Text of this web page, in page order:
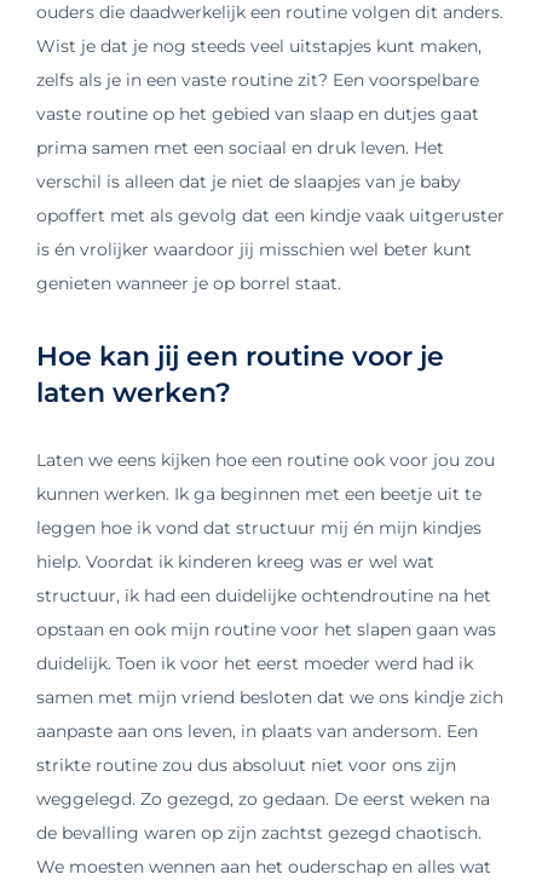
ouders die daadwerkelijk een routine volgen dit anders.
Wist je dat je nog steeds veel uitstapjes kunt maken,
zelfs als je in een vaste routine zit? Een voorspelbare
vaste routine op het gebied van slaap en dutjes gaat
prima samen met een sociaal en druk leven. Het
verschil is alleen dat je niet de slaapjes van je baby
opoffert met als gevolg dat een kindje vaak uitgeruster
is én vrolijker waardoor jij misschien wel beter kunt
genieten wanneer je op borrel staat.
Hoe kan jij een routine voor je
laten werken?
Laten we eens kijken hoe een routine ook voor jou zou
kunnen werken. Ik ga beginnen met een beetje uit te
leggen hoe ik vond dat structuur mij én mijn kindjes
hielp. Voordat ik kinderen kreeg was er wel wat
structuur, ik had een duidelijke ochtendroutine na het
opstaan en ook mijn routine voor het slapen gaan was
duidelijk. Toen ik voor het eerst moeder werd had ik
samen met mijn vriend besloten dat we ons kindje zich
aanpaste aan ons leven, in plaats van andersom. Een
strikte routine zou dus absoluut niet voor ons zijn
weggelegd. Zo gezegd, zo gedaan. De eerst weken na
de bevalling waren op zijn zachtst gezegd chaotisch.
We moesten wennen aan het ouderschap en alles wat